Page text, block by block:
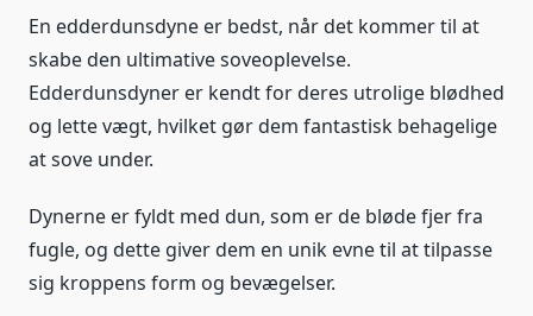
En edderdunsdyne er bedst, når det kommer til at
skabe den ultimative soveoplevelse.
Edderdunsdyner er kendt for deres utrolige blødhed
og lette vægt, hvilket gør dem fantastisk behagelige
at sove under.
Dynerne er fyldt med dun, som er de bløde fjer fra
fugle, og dette giver dem en unik evne til at tilpasse
sig kroppens form og bevægelser.